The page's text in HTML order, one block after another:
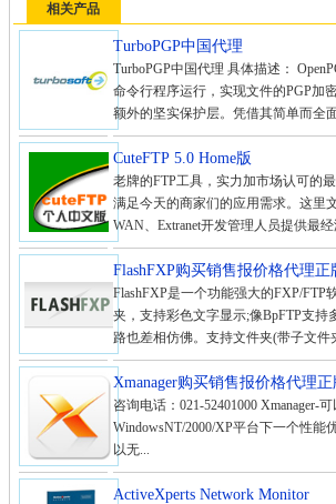
相关产品
TurboPGP中国代理
TurboPGP中国代理 具体描述：
命令行程序运行，实现文件的PGP加
额外的坚实保护层。凭借其简单而全
CuteFTP 5.0 Home版
老牌的FTP工具，实力加市场认可的
满足今天的商家们的应用需求。这里
WAN、Extranet开发管理人员提供最
FlashFXP购买销售报价格代理
FlashFXP是一个功能强大的FXP/FTP
夹，支持彩色文字显示;像BpFTP支持
路也差相仿佛。支持文件夹(带子文
Xmanager购买销售报价格代理
咨询电话：021-52401000 Xmanager-
WindowsNT/2000/XP平台下一个性能
以无...
ActiveXperts Network Monitor